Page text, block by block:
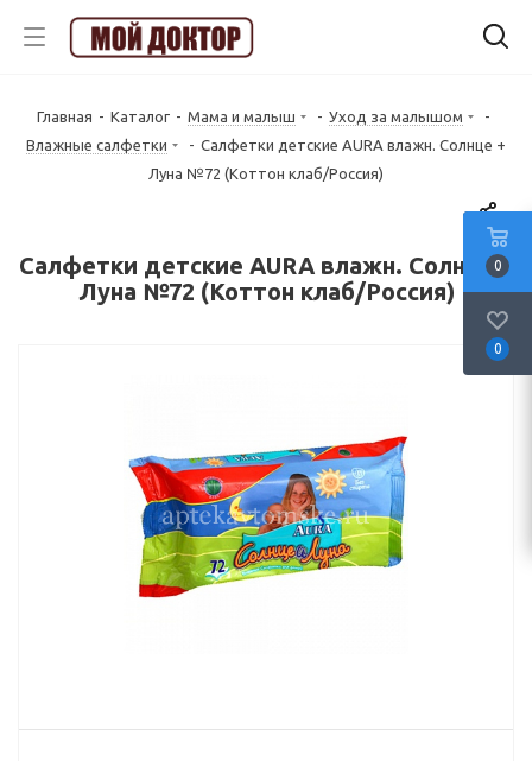
Главная - Каталог - Мама и малыш - Уход за малышом
-
Влажные салфетки
- Салфетки детские AURA влажн. Солнце +
Луна №72 (Коттон клаб/Россия)
Салфетки детские AURA влажн. Солнце +
Луна №72 (Коттон клаб/Россия)
0
0